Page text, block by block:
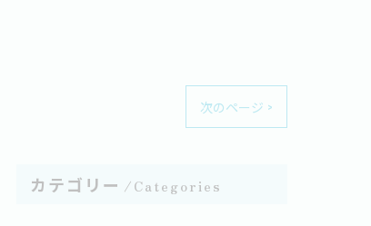
次のページ >
カテゴリー Categories